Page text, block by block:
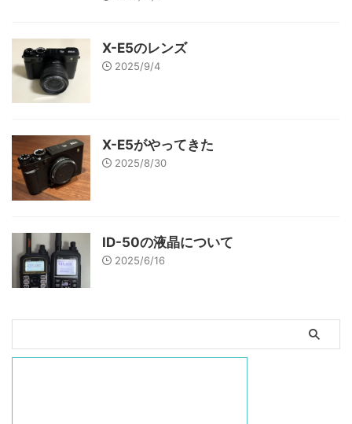
X-E5のレンズ
2025/9/4
X-E5がやってきた
2025/8/30
ID-50の液晶について
2025/6/16